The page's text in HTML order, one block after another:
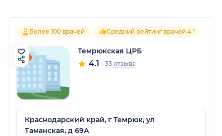
Более 100 врачей Средний рейтинг врачей 4.1
Темрюкская ЦРБ
4.1 33 отзыва
Краснодарский край, г Темрюк, ул
Таманская, д 69А